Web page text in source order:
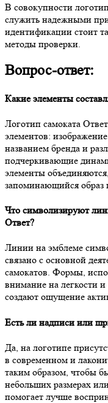
В совокупности
служить надежными
идентификации стоит
методы проверки.
Вопрос-ответ:
Какие элементы
Логотип самоката
элементов:
названием бренда и
подчеркивающие
элементы
запоминающийся образ
Что символизируют
Ответ?
Линии на эмблеме
связано с основной
самокатов. Формы,
внимание на легкости
создают ощущение
Есть ли надписи или
Да, на логотипе
в современном и
таким образом, чтобы
небольших размерах
помогает лучше